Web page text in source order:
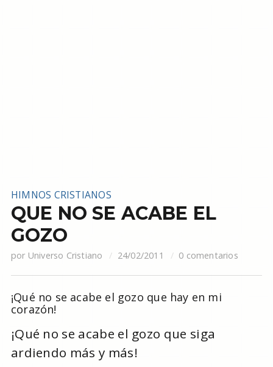
HIMNOS CRISTIANOS
QUE NO SE ACABE EL
GOZO
por Universo Cristiano 24/02/2011 0 comentarios
¡Qué no se acabe el gozo que hay en mi
corazón!
¡Qué no se acabe el gozo que siga
ardiendo más y más!